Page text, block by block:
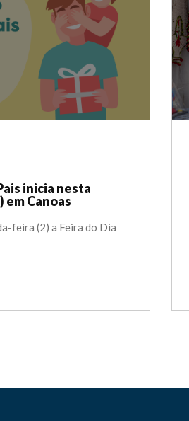
inicia nesta
Canoas
feira (2) a Feira do Dia